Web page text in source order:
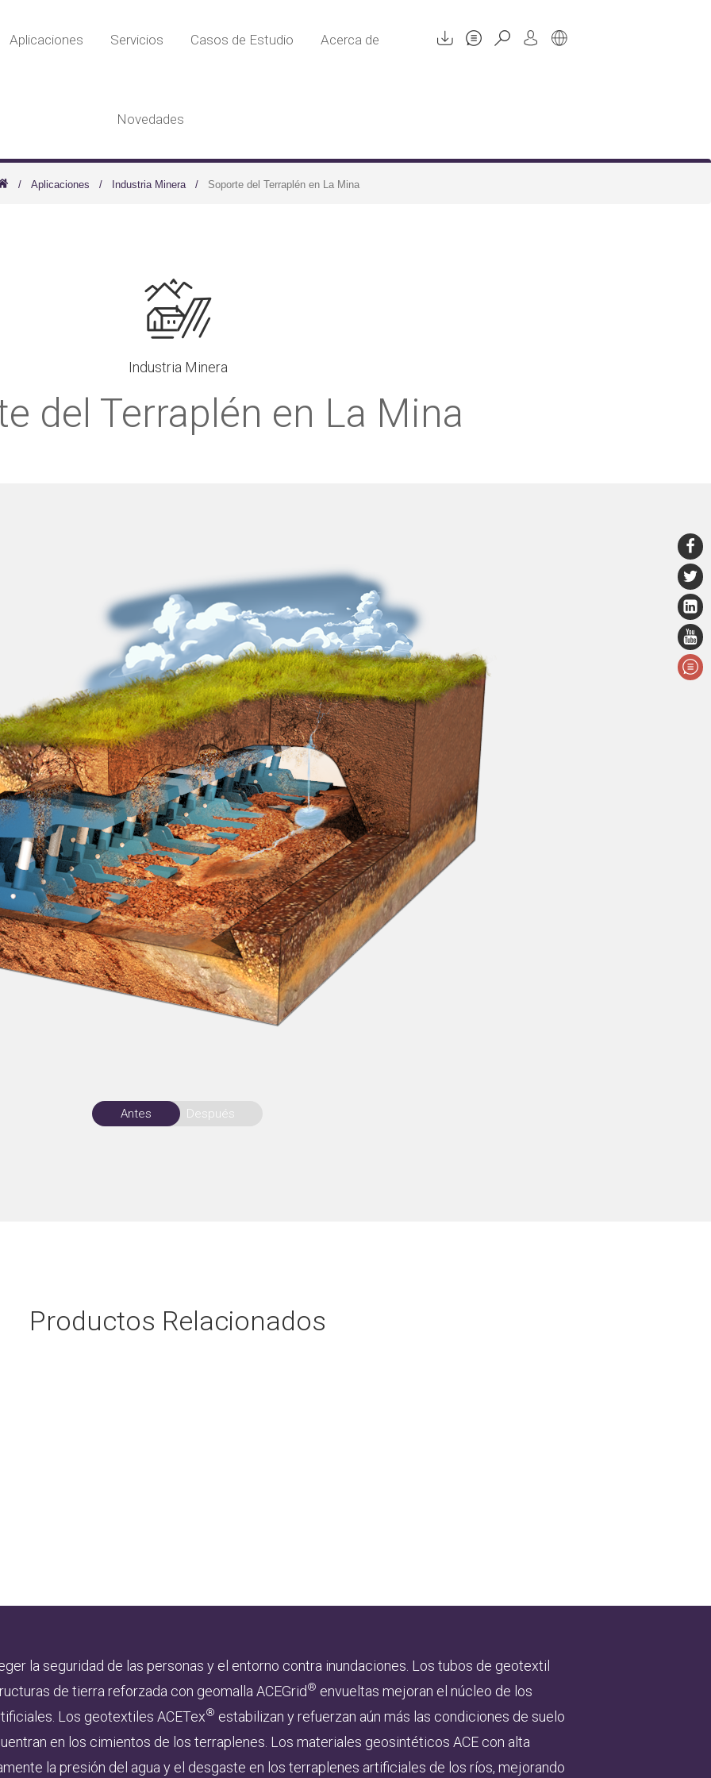
Aplicaciones Servicios Casos de Estudio Acerca de
Novedades
Aplicaciones Industria Minera Soporte del Terraplén en La Mina
Industria Minera
del Terraplén en La Mina
Antes Después
Productos Relacionados
la seguridad de las personas y el entorno contra inundaciones. Los tubos de geotextil
de tierra reforzada con geomalla ACEGrid® envueltas mejoran el núcleo de los
Los geotextiles ACETex® estabilizan y refuerzan aún más las condiciones de suelo
en los cimientos de los terraplenes. Los materiales geosintéticos ACE con alta
la presión del agua y el desgaste en los terraplenes artificiales de los ríos, mejorando